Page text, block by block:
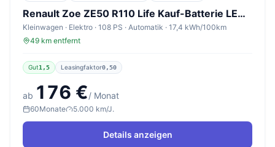
Renault Zoe ZE50 R110 Life Kauf-Batterie LED CCS Schuko
Kleinwagen · Elektro · 108 PS · Automatik · 17,4 kWh/100km
49 km entfernt
Gut1,5 Leasingfaktor0,50
ab 176 €/ Monat
60Monate 5.000 km/J.
Details anzeigen